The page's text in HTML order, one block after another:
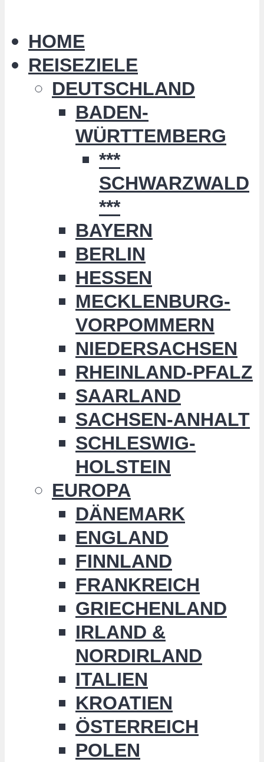
HOME
REISEZIELE
DEUTSCHLAND
BADEN-
WÜRTTEMBERG
***
SCHWARZWALD
***
BAYERN
BERLIN
HESSEN
MECKLENBURG-
VORPOMMERN
NIEDERSACHSEN
RHEINLAND-PFALZ
SAARLAND
SACHSEN-ANHALT
SCHLESWIG-
HOLSTEIN
EUROPA
DÄNEMARK
ENGLAND
FINNLAND
FRANKREICH
GRIECHENLAND
IRLAND &
NORDIRLAND
ITALIEN
KROATIEN
ÖSTERREICH
POLEN